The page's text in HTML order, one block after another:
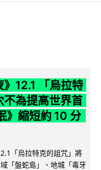
》12.1 「烏拉特
不為提高世界首
》縮短約 10 分
「烏拉特克的詛咒」將
「盤蛇島」、地城「毒牙